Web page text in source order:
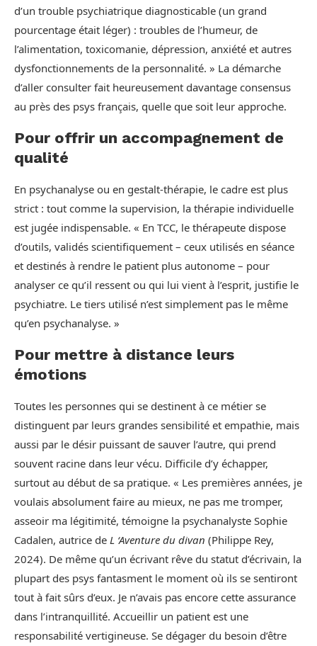
d’un trouble psychiatrique diagnosticable (un grand
pourcentage était léger) : troubles de l’humeur, de
l’alimentation, toxicomanie, dépression, anxiété et autres
dysfonctionnements de la personnalité. » La démarche
d’aller consulter fait heureusement davantage consensus
au près des psys français, quelle que soit leur approche.
Pour offrir un accompagnement de
qualité
En psychanalyse ou en gestalt-thérapie, le cadre est plus
strict : tout comme la supervision, la thérapie individuelle
est jugée indispensable. « En TCC, le thérapeute dispose
d’outils, validés scientifiquement – ceux utilisés en séance
et destinés à rendre le patient plus autonome – pour
analyser ce qu’il ressent ou qui lui vient à l’esprit, justifie le
psychiatre. Le tiers utilisé n’est simplement pas le même
qu’en psychanalyse. »
Pour mettre à distance leurs
émotions
Toutes les personnes qui se destinent à ce métier se
distinguent par leurs grandes sensibilité et empathie, mais
aussi par le désir puissant de sauver l’autre, qui prend
souvent racine dans leur vécu. Difficile d’y échapper,
surtout au début de sa pratique. « Les premières années, je
voulais absolument faire au mieux, ne pas me tromper,
asseoir ma légitimité, témoigne la psychanalyste Sophie
Cadalen, autrice de L ‘Aventure du divan (Philippe Rey,
2024). De même qu’un écrivant rêve du statut d’écrivain, la
plupart des psys fantasment le moment où ils se sentiront
tout à fait sûrs d’eux. Je n’avais pas encore cette assurance
dans l’intranquillité. Accueillir un patient est une
responsabilité vertigineuse. Se dégager du besoin d’être